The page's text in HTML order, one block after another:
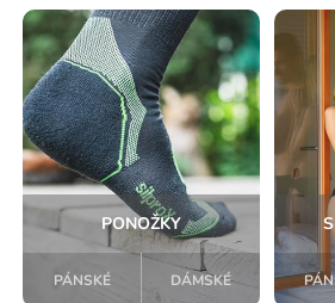
PONOŽKY
PÁNSKÉ DÁMSKÉ